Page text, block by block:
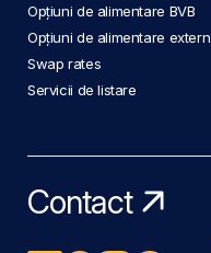
Opțiuni de alimentare BVB
Opțiuni de alimentare extern
Swap rates
Servicii de listare
Contact